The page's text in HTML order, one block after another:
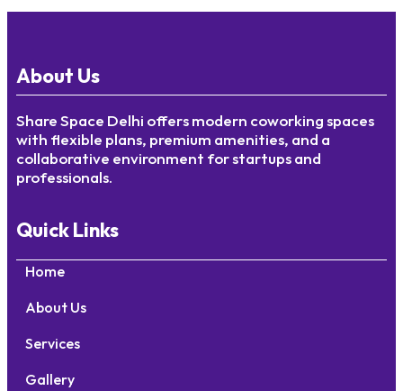
About Us
Share Space Delhi offers modern coworking spaces
with flexible plans, premium amenities, and a
collaborative environment for startups and
professionals.
Quick Links
Home
About Us
Services
Gallery